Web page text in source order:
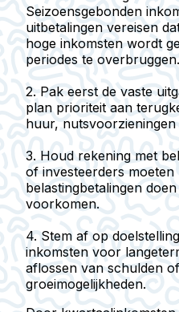
Seizoensgebonden
uitbetalingen vereisen
hoge inkomsten wordt
periodes te overbruggen.
2. Pak eerst de vaste
plan prioriteit aan
huur,
3. Houd rekening met
of investeerders moeten
belastingbetalingen
voorkomen.
4. Stem af op
inkomsten voor
aflossen van schulden
groeimogelijkheden.